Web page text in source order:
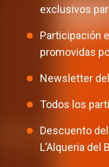
exclusivos
Participación
promovidas
Newsletter
Todos los
Descuento
L’Alqueria del